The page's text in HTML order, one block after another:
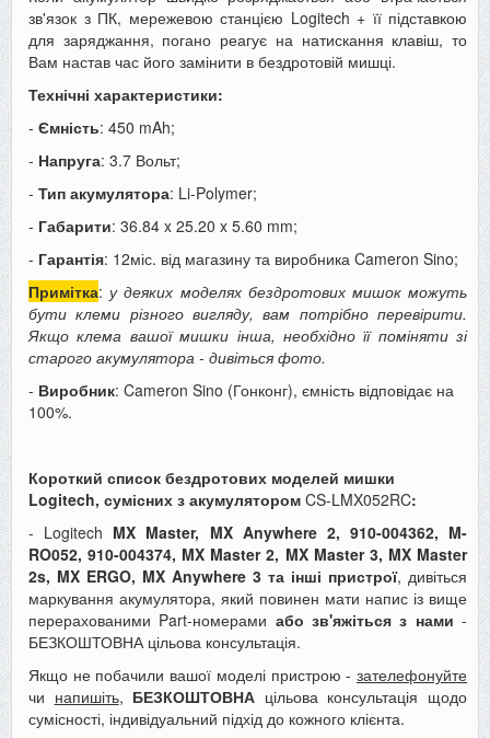
зв'язок з ПК, мережевою станцією Logitech + її підставкою
для заряджання, погано реагує на натискання клавіш, то
Вам настав час його замінити в бездротовій мишці.
Технічні характеристики:
- Ємність: 450 mAh;
- Напруга: 3.7 Вольт;
- Тип акумулятора: Li-Polymer;
- Габарити: 36.84 x 25.20 x 5.60 mm;
- Гарантія: 12міс. від магазину та виробника Cameron Sino;
Примітка:у деяких моделях бездротових мишок можуть
бути клеми різного вигляду, вам потрібно перевірити.
Якщо клема вашої мишки інша, необхідно її поміняти зі
старого акумулятора - дивіться фото.
- Виробник: Cameron Sino (Гонконг), ємність відповідає на
100%.
Короткий список бездротових моделей мишки
Logitech, сумісних з акумулятором CS-LMX052RC:
- Logitech MX Master, MX Anywhere 2, 910-004362, M-
RO052, 910-004374, MX Master 2, MX Master 3, MX Master
2s, MX ERGO, MX Anywhere 3 та інші пристрої, дивіться
маркування акумулятора, який повинен мати напис із вище
перерахованими Part-номерами або зв'яжіться з нами -
БЕЗКОШТОВНА цільова консультація.
Якщо не побачили вашої моделі пристрою - зателефонуйте
чи напишіть, БЕЗКОШТОВНА цільова консультація щодо
сумісності, індивідуальний підхід до кожного клієнта.